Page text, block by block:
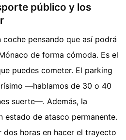
público y los
coche pensando que así podrá
de forma cómoda. Es el
puedes cometer. El parking
—hablamos de 30 o 40
suerte—. Además, la
estado de atasco permanente.
horas en hacer el trayecto